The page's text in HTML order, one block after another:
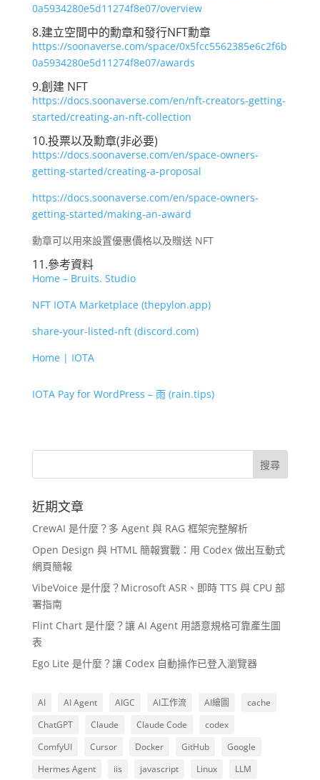
0a5934280e5d11274f8e07/overview
8.建立空間中的勳章和發行NFT勳章
https://soonaverse.com/space/0x5fcc5562385e6c2f6b
0a5934280e5d11274f8e07/awards
9.創建 NFT
https://docs.soonaverse.com/en/nft-creators-getting-
started/creating-an-nft-collection
10.投票以及勳章(非必要)
https://docs.soonaverse.com/en/space-owners-
getting-started/creating-a-proposal
https://docs.soonaverse.com/en/space-owners-
getting-started/making-an-award
勳章可以用來設置優惠價格以及贈送 NFT
11.參考資料
Home – Bruits. Studio
NFT IOTA Marketplace (thepylon.app)
share-your-listed-nft (discord.com)
Home | IOTA
IOTA Pay for WordPress – 雨 (rain.tips)
近期文章
CrewAI 是什麼？多 Agent 與 RAG 框架完整解析
Open Design 與 HTML 簡報實戰：用 Codex 做出互動式
網頁簡報
VibeVoice 是什麼？Microsoft ASR、即時 TTS 與 CPU 部
署指南
Flint Chart 是什麼？讓 AI Agent 用語意規格可靠產生圖
表
Ego Lite 是什麼？讓 Codex 自動操作已登入瀏覽器
AI AI Agent AIGC AI工作流 AI繪圖
cache
ChatGPT
Claude Claude Code
codex
ComfyUI
Cursor Docker GitHub
Google
Hermes Agent
iis javascript Linux LLM